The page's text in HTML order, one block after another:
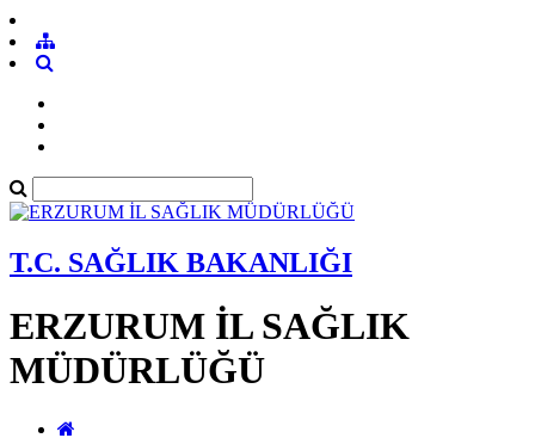
T.C. SAĞLIK BAKANLIĞI
ERZURUM İL SAĞLIK
MÜDÜRLÜĞÜ